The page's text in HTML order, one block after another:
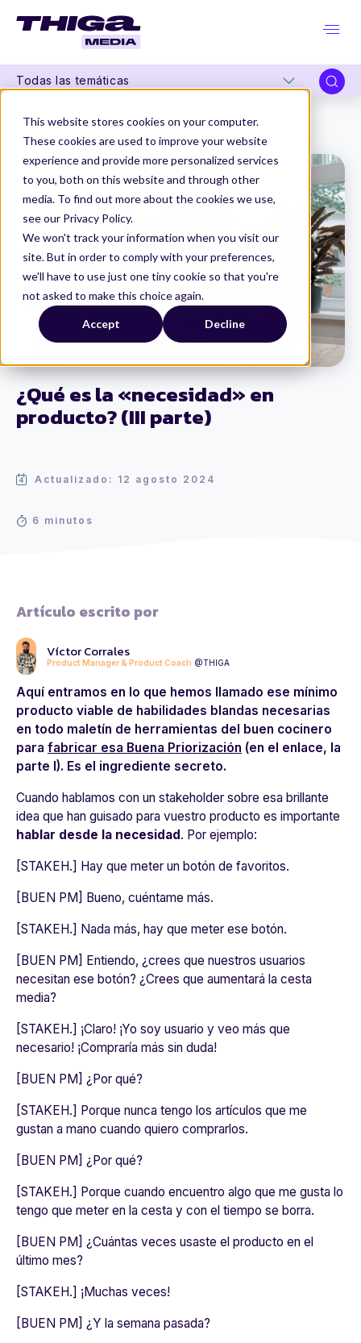
This website stores cookies on your computer.
These cookies are used to improve your website
experience and provide more personalized services
to you, both on this website and through other
media. To find out more about the cookies we use,
see our Privacy Policy.
We won't track your information when you visit our
site. But in order to comply with your preferences,
we'll have to use just one tiny cookie so that you're
not asked to make this choice again.
Accept Decline
Todas las temáticas
¿Qué es la «necesidad» en
producto? (III parte)
Actualizado: 12 agosto 2024
6 minutos
Thiga Media
La buena priorizacion
Artículo escrito por
Víctor Corrales
Product Manager & Product Coach @THIGA
Aquí entramos en lo que hemos llamado ese mínimo
producto viable de habilidades blandas necesarias
en todo maletín de herramientas del buen cocinero
para fabricar esa Buena Priorización (en el enlace, la
parte I). Es el ingrediente secreto.
Cuando hablamos con un stakeholder sobre esa brillante
idea que han guisado para vuestro producto es importante
hablar desde la necesidad . Por ejemplo:
[STAKEH.] Hay que meter un botón de favoritos.
[BUEN PM] Bueno, cuéntame más.
[STAKEH.] Nada más, hay que meter ese botón.
[BUEN PM] Entiendo, ¿crees que nuestros usuarios
necesitan ese botón? ¿Crees que aumentará la cesta
media?
[STAKEH.] ¡Claro! ¡Yo soy usuario y veo más que
necesario! ¡Compraría más sin duda!
[BUEN PM] ¿Por qué?
[STAKEH.] Porque nunca tengo los artículos que me
gustan a mano cuando quiero comprarlos.
[BUEN PM] ¿Por qué?
[STAKEH.] Porque cuando encuentro algo que me gusta lo
tengo que meter en la cesta y con el tiempo se borra.
[BUEN PM] ¿Cuántas veces usaste el producto en el
último mes?
[STAKEH.] ¡Muchas veces!
[BUEN PM] ¿Y la semana pasada?